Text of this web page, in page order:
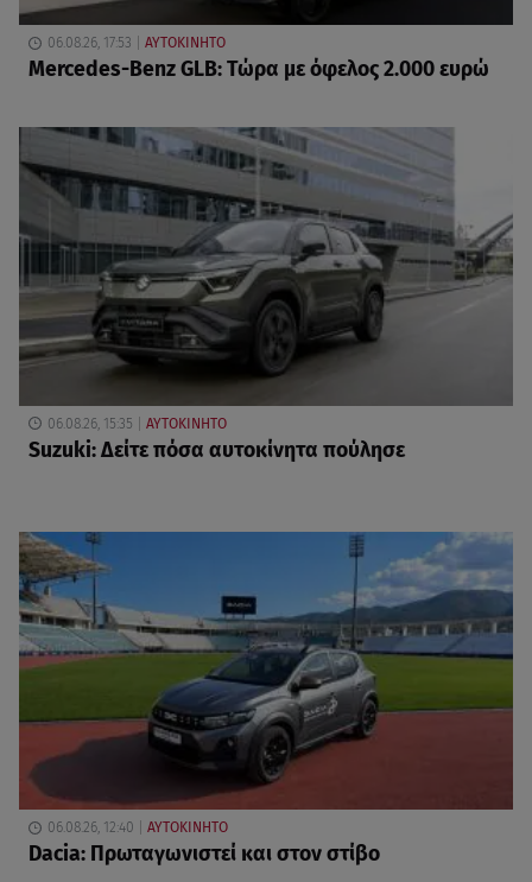
06.08.26, 17:53 ΑΥΤΟΚΙΝΗΤΟ
Mercedes-Benz GLB: Τώρα με όφελος 2.000 ευρώ
06.08.26, 15:35 ΑΥΤΟΚΙΝΗΤΟ
Suzuki: Δείτε πόσα αυτοκίνητα πούλησε
06.08.26, 12:40 ΑΥΤΟΚΙΝΗΤΟ
Dacia: Πρωταγωνιστεί και στον στίβο